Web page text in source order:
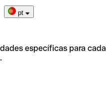
pt
específicas para cada